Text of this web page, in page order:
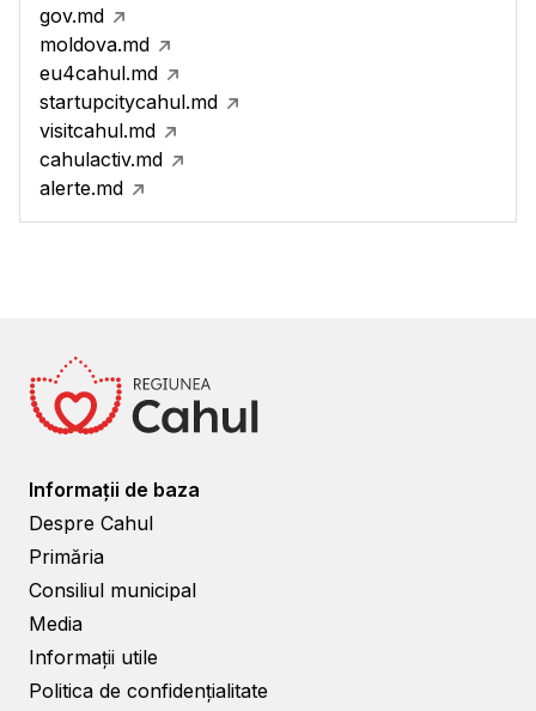
gov.md
moldova.md
eu4cahul.md
startupcitycahul.md
visitcahul.md
cahulactiv.md
alerte.md
Informații de baza
Despre Cahul
Primăria
Consiliul municipal
Media
Informații utile
Politica de confidențialitate